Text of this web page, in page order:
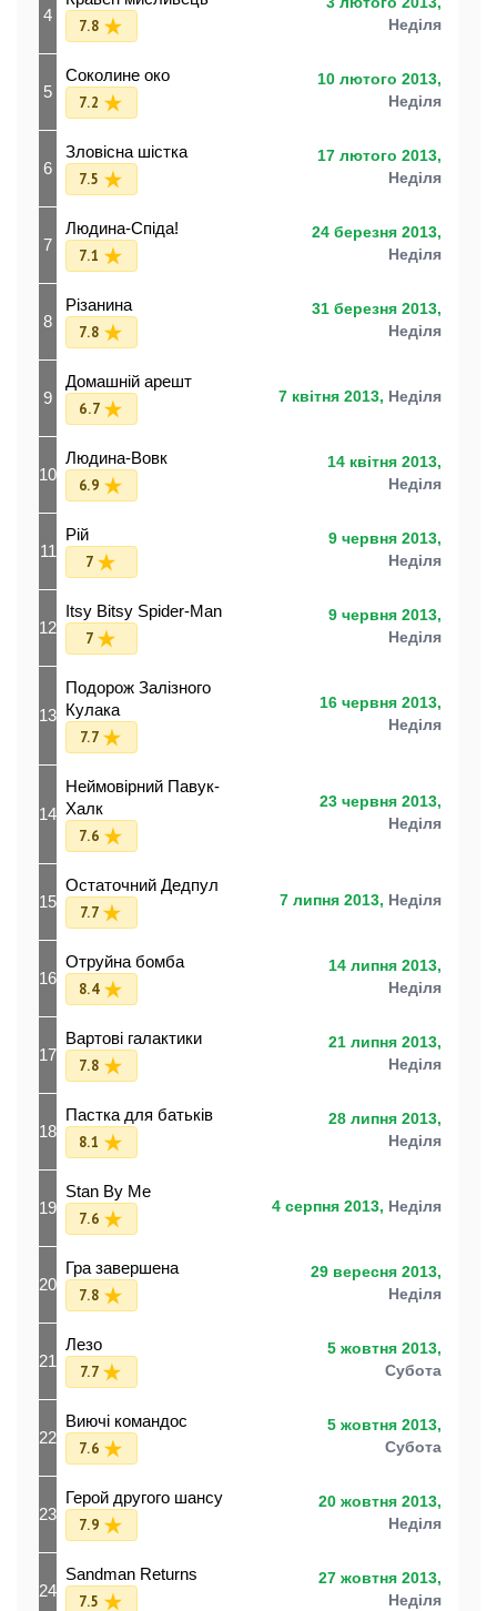
4
7.8
Неділя
5
Соколине око
7.2
10 лютого 2013,
Неділя
6
Зловісна шістка
7.5
17 лютого 2013,
Неділя
7
Людина-Спіда!
7.1
24 березня 2013,
Неділя
8
Різанина
7.8
31 березня 2013,
Неділя
9
Домашній арешт
6.7
7 квітня 2013, Неділя
10
Людина-Вовк
6.9
14 квітня 2013,
Неділя
11
Рій
7
9 червня 2013,
Неділя
12
Itsy Bitsy Spider-Man
7
9 червня 2013,
Неділя
13
Подорож Залізного
Кулака
7.7
16 червня 2013,
Неділя
14
Неймовірний Павук-
Халк
7.6
23 червня 2013,
Неділя
15
Остаточний Дедпул
7.7
7 липня 2013, Неділя
16
Отруйна бомба
8.4
14 липня 2013,
Неділя
17
Вартові галактики
7.8
21 липня 2013,
Неділя
18
Пастка для батьків
8.1
28 липня 2013,
Неділя
19
Stan By Me
7.6
4 серпня 2013, Неділя
20
Гра завершена
7.8
29 вересня 2013,
Неділя
21
Лезо
7.7
5 жовтня 2013,
Субота
22
Виючі командос
7.6
5 жовтня 2013,
Субота
23
Герой другого шансу
7.9
20 жовтня 2013,
Неділя
24
Sandman Returns
7.5
27 жовтня 2013,
Неділя